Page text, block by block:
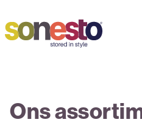
Ons